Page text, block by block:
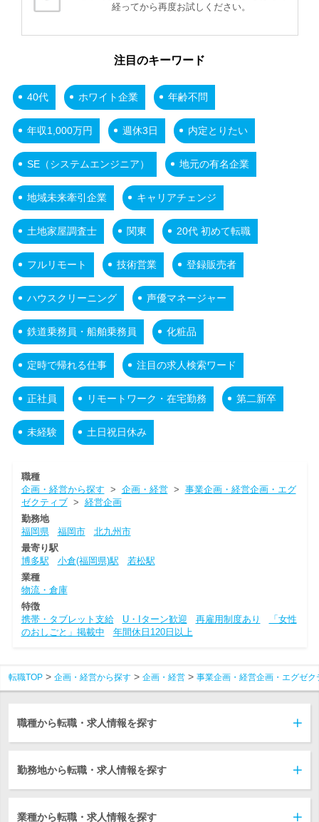
経ってから再度お試しください。
注目のキーワード
40代 ホワイト企業 年齢不問
年収1,000万円 週休3日 内定とりたい
SE（システムエンジニア） 地元の有名企業
地域未来牽引企業 キャリアチェンジ
土地家屋調査士 関東 20代 初めて転職
フルリモート 技術営業 登録販売者
ハウスクリーニング 声優マネージャー
鉄道乗務員・船舶乗務員 化粧品
定時で帰れる仕事 注目の求人検索ワード
正社員 リモートワーク・在宅勤務 第二新卒
未経験 土日祝日休み
職種
企画・経営から探す > 企画・経営> 事業企画・経営企画・エグ
ゼクティブ> 経営企画
勤務地
福岡県
福岡市
北九州市
最寄り駅
博多駅
小倉(福岡県)駅
若松駅
業種
物流・倉庫
特徴
携帯・タブレット支給
U・Iターン歓迎 再雇用制度あり
「女性
のおしごと」掲載中
年間休日120日以上
転職TOP 企画・経営から探す 企画・経営 事業企画・経営企画・エグゼク
職種から転職・求人情報を探す
勤務地から転職・求人情報を探す
業種から転職・求人情報を探す